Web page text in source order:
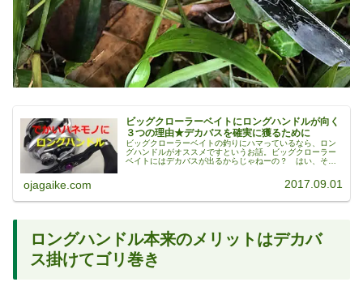
ビッグクローラーベイトにロングハンドルが向く
３つの理由★デカバスを確実に獲るために
ビッグクローラーベイトの釣りにハマっているなら、ロン
グハンドルがオススメですというお話。ビッグクローラー
ベイトにはデカバスが出るからじゃねーの？ はい、それ
ojagaike.com 2017.09.01
ロングハンドル本来のメリットはデカバ
ス掛けてゴリ巻き